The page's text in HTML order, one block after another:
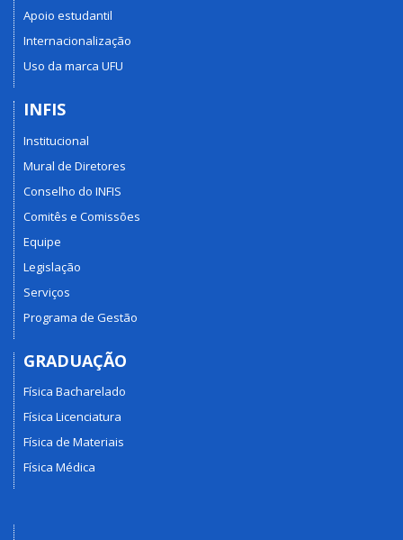
Apoio estudantil
Internacionalização
Uso da marca UFU
INFIS
Institucional
Mural de Diretores
Conselho do INFIS
Comitês e Comissões
Equipe
Legislação
Serviços
Programa de Gestão
GRADUAÇÃO
Física Bacharelado
Física Licenciatura
Física de Materiais
Física Médica